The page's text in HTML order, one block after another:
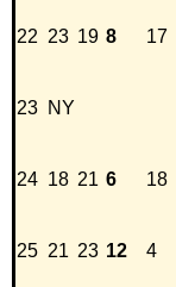
22 23 19 8 17
23 NY
24 18 21 6 18
25 21 23 12 4